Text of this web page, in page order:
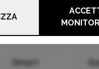
Smart